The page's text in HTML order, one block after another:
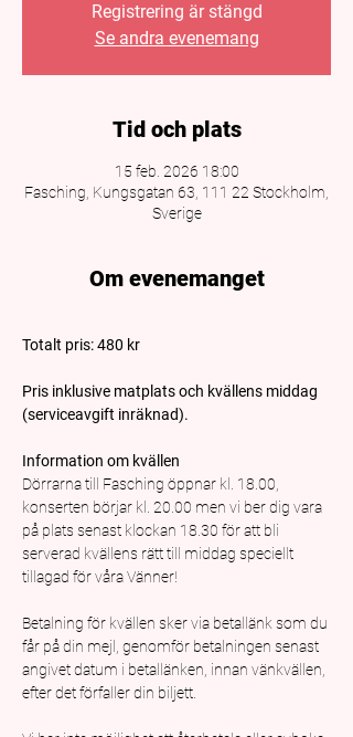
Registrering är stängd
Se andra evenemang
Tid och plats
15 feb. 2026 18:00
Fasching, Kungsgatan 63, 111 22 Stockholm,
Sverige
Om evenemanget
Totalt pris: 480 kr
Pris inklusive matplats och kvällens middag
(serviceavgift inräknad).
Information om kvällen
Dörrarna till Fasching öppnar kl. 18.00,
konserten börjar kl. 20.00 men vi ber dig vara
på plats senast klockan 18.30 för att bli
serverad kvällens rätt till middag speciellt
tillagad för våra Vänner!
Betalning för kvällen sker via betallänk som du
får på din mejl, genomför betalningen senast
angivet datum i betallänken, innan vänkvällen,
efter det förfaller din biljett.